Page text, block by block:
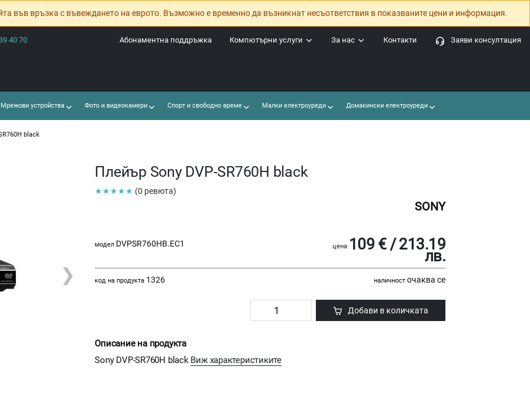
във връзка с въвеждането на еврото. Възможно е временно да възникнат несъответствия в показваните цени и информация.
40 70 Заяви консултация
Контакти
За нас
Компютърни услуги
Абонаментна поддръжка
устройства Фото и видеокамери Спорт и свободно време Малки електроуреди Домакински електроуреди
black
❯
Плейър Sony DVP-SR760H black
★★★★★ (0 ревюта)
SONY
модел DVPSR760HB.EC1 цена 109 € / 213.19
лв.
код на продукта 1326 наличност очаква се
Добави в количката
Описание на продукта
Sony DVP-SR760H black Виж характеристиките